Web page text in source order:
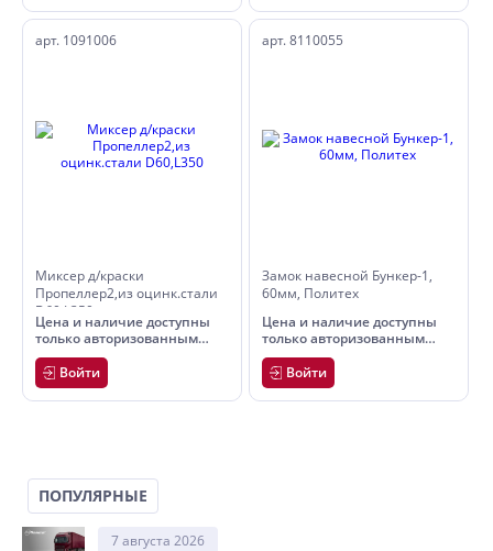
арт. 1091006
Миксер д/краски
Пропеллер2,из оцинк.стали
D60,L350
Цена и наличие доступны
только авторизованным
пользователям
Войти
арт. 8110055
Замок навесной Бункер-1,
60мм, Политех
Цена и наличие доступны
только авторизованным
пользователям
Войти
ПОПУЛЯРНЫЕ
7 августа 2026